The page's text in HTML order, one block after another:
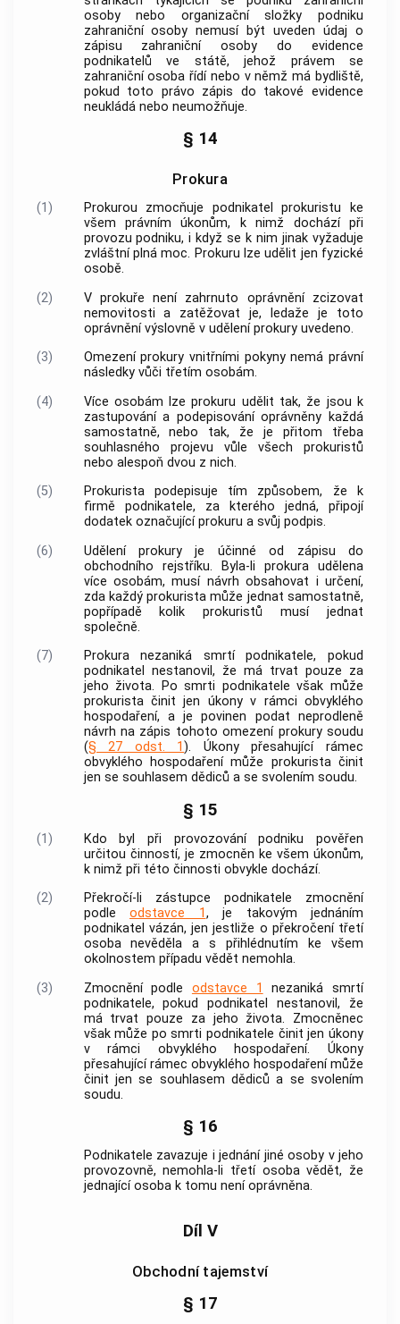
osobynebo organizační složky podniku
zahraniční osoby nemusí být uveden údaj o
zápisu zahraniční osoby do evidence
podnikatelů ve státě, jehož právem se
zahraniční osoba řídí nebo v němž má bydliště,
pokud toto právo zápis do takové evidence
neukládá nebo neumožňuje.
§ 14
Prokura
(1)
Prokurou zmocňuje podnikatel prokuristu ke
všem právním úkonům, k nimž dochází při
provozupodniku, i když se k nim jinak vyžaduje
zvláštní plná moc. Prokuru lze udělit jen fyzické
osobě.
(2)
V prokuře není zahrnuto oprávnění zcizovat
nemovitosti a zatěžovat je, ledaže je toto
oprávnění výslovně v udělení prokury uvedeno.
(3)
Omezení prokury vnitřními pokyny nemá právní
následky vůči třetím osobám.
(4)
Více osobám lze prokuru udělit tak, že jsou k
zastupování a podepisování oprávněny každá
samostatně, nebo tak, že je přitom třeba
souhlasného projevu vůle všech prokuristů
nebo alespoň dvou z nich.
(5)
Prokurista podepisuje tím způsobem, že k
firmě podnikatele, za kterého jedná, připojí
dodatek označující prokuru a svůj podpis.
(6)
Udělení prokury je účinné od zápisu do
obchodního rejstříku. Byla-li prokura udělena
více osobám, musí návrh obsahovat i určení,
zda každý prokurista může jednat samostatně,
popřípadě kolik prokuristů musí jednat
společně.
(7)
Prokura nezaniká smrtí podnikatele, pokud
podnikatel nestanovil, že má trvat pouze za
jeho života. Po smrti podnikatele však může
prokurista činit jen úkony v rámci obvyklého
hospodaření, a je povinen podat neprodleně
návrh na zápis tohoto omezení prokury soudu
(§ 27 odst. 1). Úkony přesahující rámec
obvyklého hospodaření může prokurista činit
jen se souhlasem dědiců a se svolením soudu.
§ 15
(1) Kdo byl při provozovánípodniku pověřen
určitou činností, je zmocněn ke všem úkonům,
k nimž při této činnosti obvykle dochází.
(2)
Překročí-li zástupce podnikatele zmocnění
podle odstavce 1, je takovým jednáním
podnikatel vázán, jen jestliže o překročení třetí
osoba nevěděla a s přihlédnutím ke všem
okolnostem případu vědět nemohla.
(3)
Zmocnění podle odstavce 1
nezaniká smrtí
podnikatele, pokud podnikatel nestanovil, že
má trvat pouze za jeho života. Zmocněnec
však může po smrti podnikatele činit jen úkony
v rámci obvyklého hospodaření. Úkony
přesahující rámec obvyklého hospodaření může
činit jen se souhlasem dědiců a se svolením
soudu.
§ 16
Podnikatele zavazuje i jednání jiné osoby v jeho
provozovně, nemohla-li třetí osoba vědět, že
jednající osoba k tomu není oprávněna.
Díl V
Obchodní tajemství
§ 17